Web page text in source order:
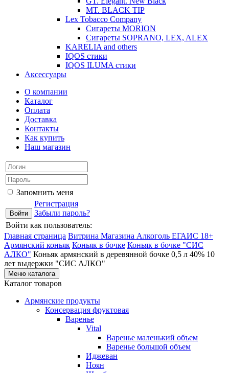
MT. BLACK TIP
Lex Tobacco Company
Сигареты MORION
Сигареты SOPRANO, LEX, ALEX
KARELIA and others
IQOS стики
IQOS ILUMA стики
Аксессуары
О компании
Каталог
Оплата
Доставка
Контакты
Как купить
Наш магазин
Запомнить меня
Регистрация
Забыли пароль?
Войти как пользователь:
Главная страница Витрина Магазина Алкоголь ЕГАИС 18+
Армянский коньяк Коньяк в бочке Коньяк в бочке "СИС
АЛКО" Коньяк армянский в деревянной бочке 0,5 л 40% 10
лет выдержки "СИС АЛКО"
Меню каталога
Каталог товаров
Армянские продукты
Консервация фруктовая
Варенье
Vital
Варенье маленький объем
Варенье большой объем
Иджеван
Ноян